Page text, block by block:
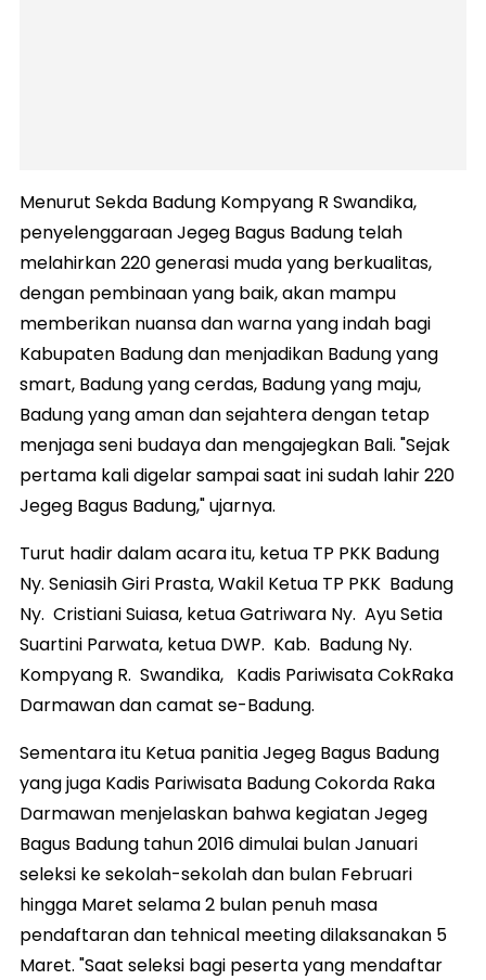
Menurut Sekda Badung Kompyang R Swandika,
penyelenggaraan Jegeg Bagus Badung telah
melahirkan 220 generasi muda yang berkualitas,
dengan pembinaan yang baik, akan mampu
memberikan nuansa dan warna yang indah bagi
Kabupaten Badung dan menjadikan Badung yang
smart, Badung yang cerdas, Badung yang maju,
Badung yang aman dan sejahtera dengan tetap
menjaga seni budaya dan mengajegkan Bali. "Sejak
pertama kali digelar sampai saat ini sudah lahir 220
Jegeg Bagus Badung," ujarnya.
Turut hadir dalam acara itu, ketua TP PKK Badung
Ny. Seniasih Giri Prasta, Wakil Ketua TP PKK Badung
Ny. Cristiani Suiasa, ketua Gatriwara Ny. Ayu Setia
Suartini Parwata, ketua DWP. Kab. Badung Ny.
Kompyang R. Swandika, Kadis Pariwisata CokRaka
Darmawan dan camat se-Badung.
Sementara itu Ketua panitia Jegeg Bagus Badung
yang juga Kadis Pariwisata Badung Cokorda Raka
Darmawan menjelaskan bahwa kegiatan Jegeg
Bagus Badung tahun 2016 dimulai bulan Januari
seleksi ke sekolah-sekolah dan bulan Februari
hingga Maret selama 2 bulan penuh masa
pendaftaran dan tehnical meeting dilaksanakan 5
Maret. "Saat seleksi bagi peserta yang mendaftar